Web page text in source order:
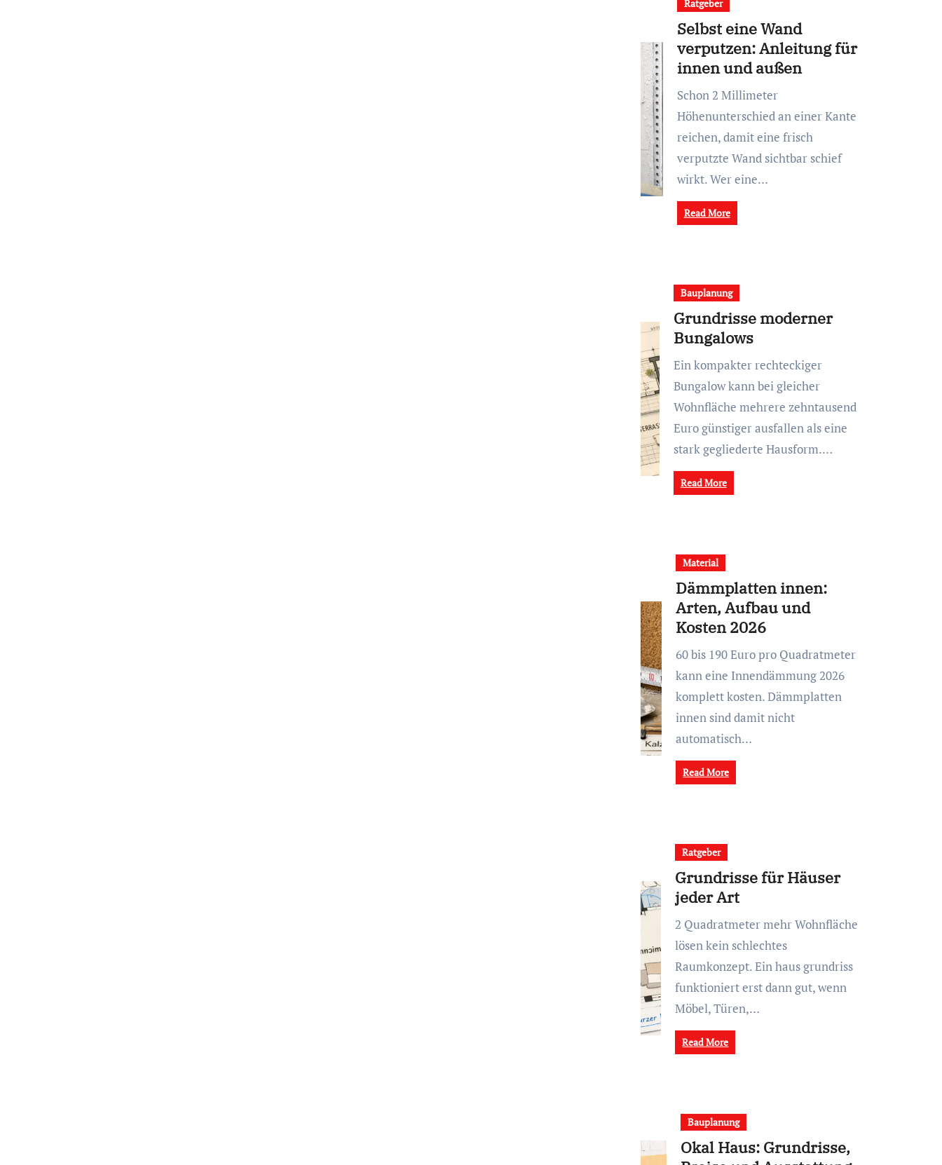
Ratgeber
Selbst eine Wand
verputzen: Anleitung für
innen und außen
Schon 2 Millimeter
Höhenunterschied an einer Kante
reichen, damit eine frisch
verputzte Wand sichtbar schief
wirkt. Wer eine…
Read More
Bauplanung
Grundrisse moderner
Bungalows
Ein kompakter rechteckiger
Bungalow kann bei gleicher
Wohnfläche mehrere zehntausend
Euro günstiger ausfallen als eine
stark gegliederte Hausform.…
Read More
Material
Dämmplatten innen:
Arten, Aufbau und
Kosten 2026
60 bis 190 Euro pro Quadratmeter
kann eine Innendämmung 2026
komplett kosten. Dämmplatten
innen sind damit nicht
automatisch…
Read More
Ratgeber
Grundrisse für Häuser
jeder Art
2 Quadratmeter mehr Wohnfläche
lösen kein schlechtes
Raumkonzept. Ein haus grundriss
funktioniert erst dann gut, wenn
Möbel, Türen,…
Read More
Bauplanung
Okal Haus: Grundrisse,